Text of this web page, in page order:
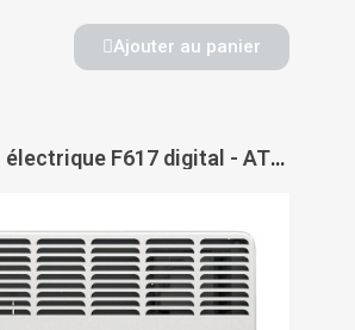
Ajouter au panier
Convecteur électrique F617 digital - ATLANTIC